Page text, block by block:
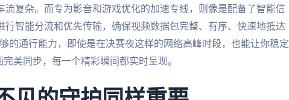
复杂。而专为影音和游戏优化的加速专线，则像是配备了智能信
行智能分流和优先传输，确保视频数据包完整、有序、快速地抵达
的通行能力，即使是在决赛夜这样的网络高峰时段，也能让你稳定
美同步，每一个精彩瞬间都实时呈现。